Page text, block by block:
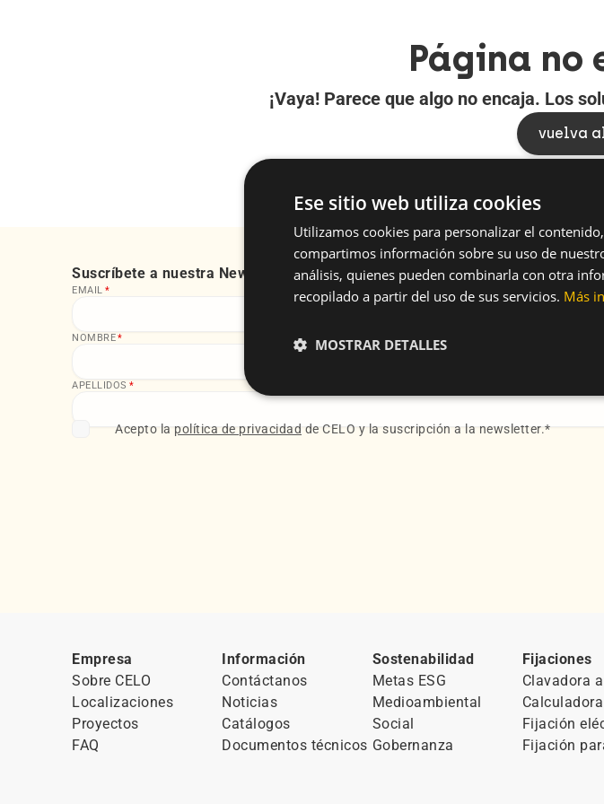
Página no
¡Vaya! Parece que algo no encaja. Los
vuelva
Suscríbete a nuestra Newsletter
EMAIL *
NOMBRE*
APELLIDOS *
Acepto la política de privacidad de CELO y la suscripción a la newsletter.*
Empresa
Sobre CELO
Localizaciones
Proyectos
FAQ
Información
Contáctanos
Noticias
Catálogos
Documentos técnicos
Sostenabilidad
Metas ESG
Medioambiental
Social
Gobernanza
Fijaciones
Clavadora
Fijación
Fijación
Ese sitio web utiliza cookies
Utilizamos cookies para personalizar el
compartimos información sobre su uso de
análisis, quienes pueden combinarla con otra
recopilado a partir del uso de sus servicios. Más
MOSTRAR DETALLES